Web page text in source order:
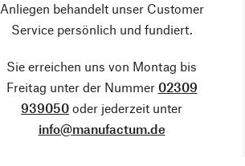
Anliegen behandelt unser Customer
Service persönlich und fundiert.
Sie erreichen uns von Montag bis
Freitag unter der Nummer 02309
939050 oder jederzeit unter
info@manufactum.de